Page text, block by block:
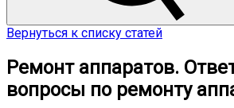
Вернуться к списку статей
Ремонт аппаратов.
вопросы по ремонту